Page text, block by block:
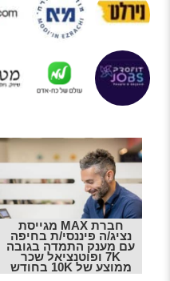
חברת MAX מגייסת
נציג/ה פיננסי/ת בחיפה
עם מענק התמדה בגובה
7K ופוטנציאל שכר
ממוצע של 10K בחודש